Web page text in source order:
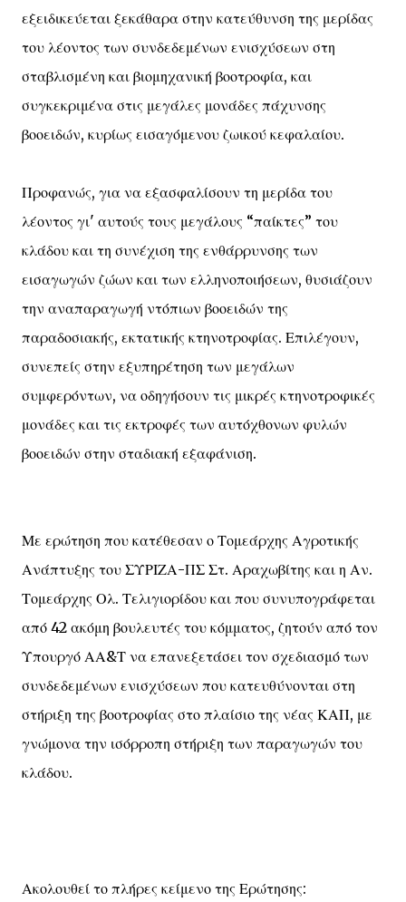
εξειδικεύεται ξεκάθαρα στην κατεύθυνση της μερίδας
του λέοντος των συνδεδεμένων ενισχύσεων στη
σταβλισμένη και βιομηχανική βοοτροφία, και
συγκεκριμένα στις μεγάλες μονάδες πάχυνσης
βοοειδών, κυρίως εισαγόμενου ζωικού κεφαλαίου.
Προφανώς, για να εξασφαλίσουν τη μερίδα του
λέοντος γι' αυτούς τους μεγάλους “παίκτες” του
κλάδου και τη συνέχιση της ενθάρρυνσης των
εισαγωγών ζώων και των ελληνοποιήσεων, θυσιάζουν
την αναπαραγωγή ντόπιων βοοειδών της
παραδοσιακής, εκτατικής κτηνοτροφίας. Επιλέγουν,
συνεπείς στην εξυπηρέτηση των μεγάλων
συμφερόντων, να οδηγήσουν τις μικρές κτηνοτροφικές
μονάδες και τις εκτροφές των αυτόχθονων φυλών
βοοειδών στην σταδιακή εξαφάνιση.
Με ερώτηση που κατέθεσαν ο Τομεάρχης Αγροτικής
Ανάπτυξης του ΣΥΡΙΖΑ-ΠΣ Στ. Αραχωβίτης και η Αν.
Τομεάρχης Ολ. Τελιγιορίδου και που συνυπογράφεται
από 42 ακόμη βουλευτές του κόμματος, ζητούν από τον
Υπουργό ΑΑ&Τ να επανεξετάσει τον σχεδιασμό των
συνδεδεμένων ενισχύσεων που κατευθύνονται στη
στήριξη της βοοτροφίας στο πλαίσιο της νέας ΚΑΠ, με
γνώμονα την ισόρροπη στήριξη των παραγωγών του
κλάδου.
Ακολουθεί το πλήρες κείμενο της Ερώτησης: